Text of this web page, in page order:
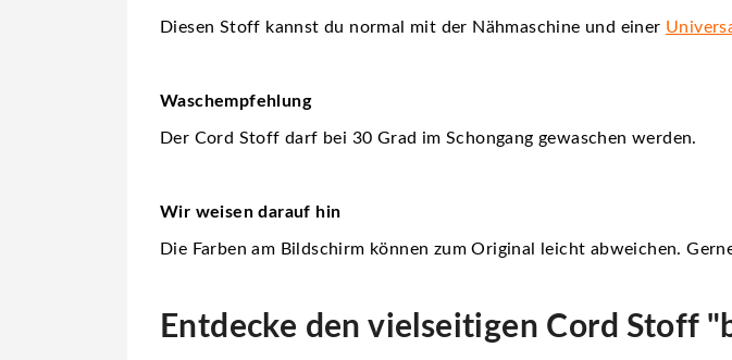
Diesen Stoff kannst du normal mit der Nähmaschine und einer
Waschempfehlung
Der Cord Stoff darf bei 30 Grad im Schongang gewaschen werden.
Wir weisen darauf hin
Die Farben am Bildschirm können zum Original leicht abweichen.
Entdecke den vielseitigen Cord Stoff